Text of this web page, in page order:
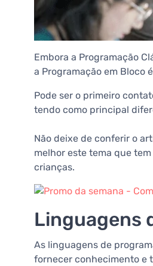
Embora a Programação
a Programação em Bloco
Pode ser o primeiro
tendo como principal
Não deixe de conferir o
melhor este tema que
crianças.
Linguagens
As linguagens de
fornecer conhecimento e